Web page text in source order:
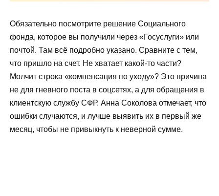
Обязательно посмотрите решение Социального
фонда, которое вы получили через «Госуслуги» или
почтой. Там всё подробно указано. Сравните с тем,
что пришло на счет. Не хватает какой-то части?
Молчит строка «компенсация по уходу»? Это причина
не для гневного поста в соцсетях, а для обращения в
клиентскую службу СФР. Анна Соколова отмечает, что
ошибки случаются, и лучше выявить их в первый же
месяц, чтобы не привыкнуть к неверной сумме.